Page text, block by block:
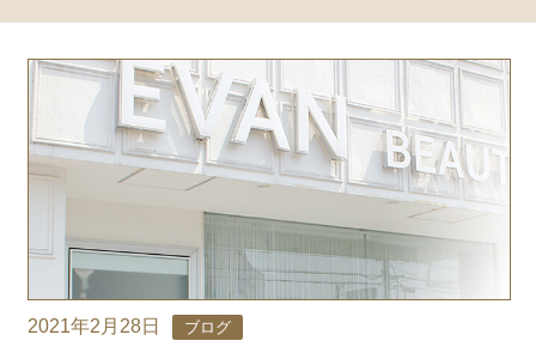
2021年2月28日 ブログ